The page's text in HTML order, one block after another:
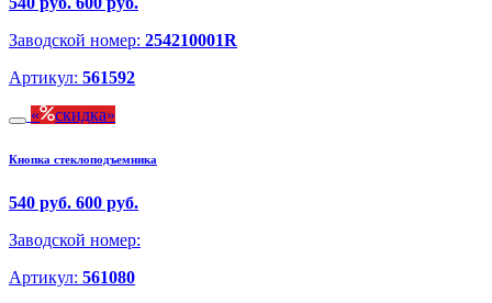
Заводской номер: 254210001R
Артикул: 561592
скидка
Кнопка стеклоподъемника
540 руб. 600 руб.
Заводской номер:
Артикул: 561080